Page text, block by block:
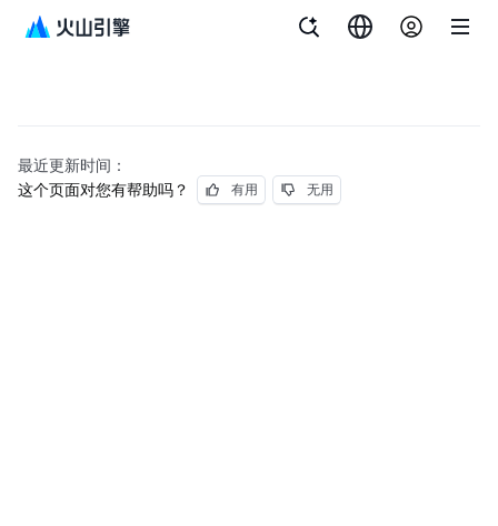
最近更新时间：
这个页面对您有帮助吗？
有用 无用